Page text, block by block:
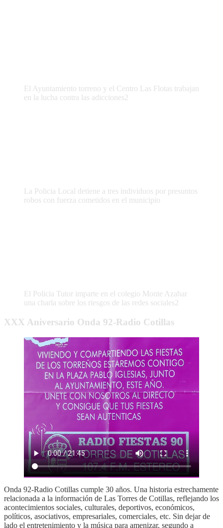
El Ayuntamiento torreno y el Centro Las Flotas trabajan
en la lucha contra las adicciones2
La Policia Local detiene a tres individuos por presuntos
robos con fuerza cometidos en el municipio
El Policia Tutor imparte en el colegio Monte Azahar
una charla sobre los riesgos de las redes sociales2
XXX Aniversario Onda 92-Radio Cotillas
Onda 92-Radio Cotillas cumple 30 años. Una historia estrechamente
relacionada a la información de Las Torres de Cotillas, reflejando los
acontecimientos sociales, culturales, deportivos, económicos,
políticos, asociativos, empresariales, comerciales, etc. Sin dejar de
lado el entretenimiento y la música para amenizar, segundo a